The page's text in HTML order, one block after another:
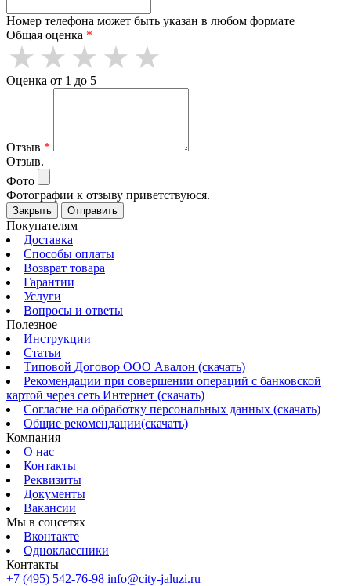
Номер телефона может быть указан в любом формате
Общая оценка *
Оценка от 1 до 5
Отзыв *
Отзыв.
Фото
Фотографии к отзыву приветствуюся.
Закрыть Отправить
Покупателям
Доставка
Способы оплаты
Возврат товара
Гарантии
Услуги
Вопросы и ответы
Полезное
Инструкции
Статьи
Типовой Договор ООО Авалон (скачать)
Рекомендации при совершении операций с банковской
картой через сеть Интернет (скачать)
Согласие на обработку персональных данных (скачать)
Общие рекомендации(скачать)
Компания
О нас
Контакты
Реквизиты
Документы
Вакансии
Мы в соцсетях
Вконтакте
Одноклассники
Контакты
+7 (495) 542-76-98 info@city-jaluzi.ru